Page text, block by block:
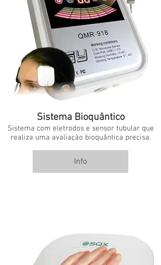
Sistema Bioquântico
Sistema com eletrodos e sensor tubular que
realiza uma avaliação bioquântica precisa.
Info